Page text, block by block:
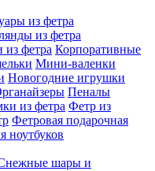
из фетра
из фетра
фетра Корпоративные
Мини-валенки
Новогодние игрушки
Пеналы
из фетра Фетр из
Фетровая подарочная
ноутбуков
шары и